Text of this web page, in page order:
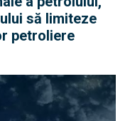
să limiteze
petroliere